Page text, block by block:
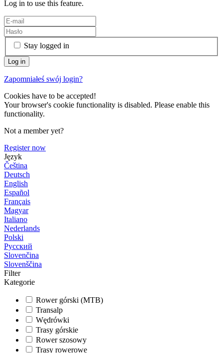
Log in to use this feature.
Stay logged in
Zapomniałeś swój login?
Cookies have to be accepted!
Your browser's cookie functionality is disabled. Please enable this
functionality.
Not a member yet?
Register now
Język
Čeština
Deutsch
English
Español
Français
Magyar
Italiano
Nederlands
Polski
Русский
Slovenčina
Slovenščina
Filter
Kategorie
Rower górski (MTB)
Transalp
Wędrówki
Trasy górskie
Rower szosowy
Trasy rowerowe